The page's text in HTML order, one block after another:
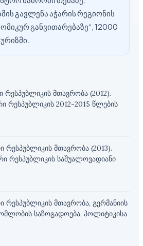
გავლენა აჭარის რეგიონის
განვითარებაზე“, 12000
რესპუბლიკის მთავრობა (2012).
რესპუბლიკის 2012-2015 წლების
რესპუბლიკის მთავრობა (2013).
რესპუბლიკის საშუალოვადიანი
რესპუბლიკის მთავრობა, გერმანიის
საზოგადოება, პოლიტიკისა